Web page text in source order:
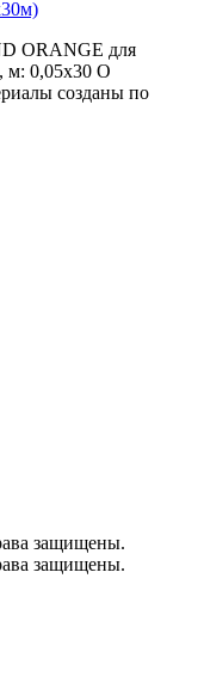
ORANGE для
м: 0,05х30 О
созданы по
защищены.
защищены.